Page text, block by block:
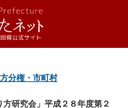
分権・市町村
研究会」平成２８年度第２